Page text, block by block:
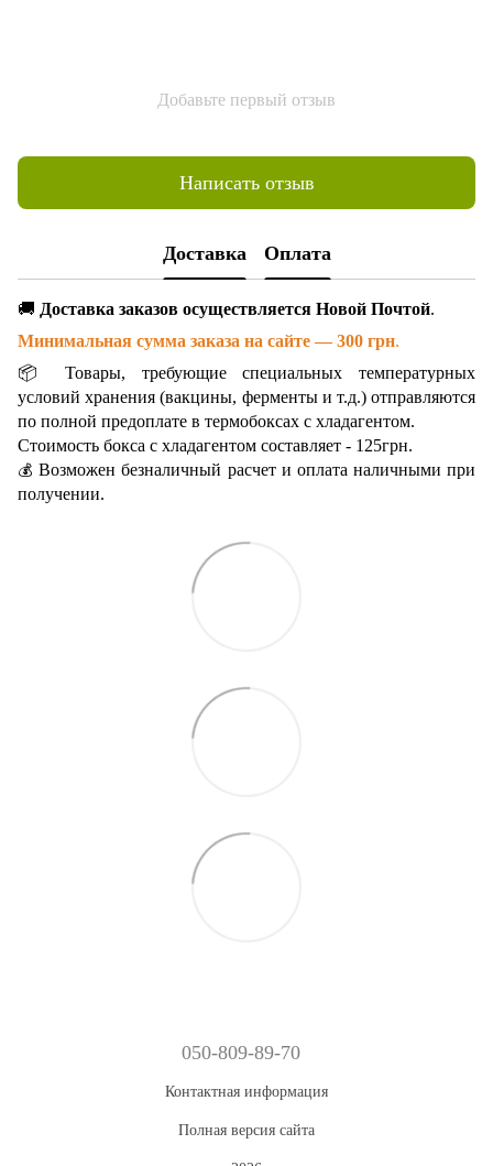
Добавьте первый отзыв
Написать отзыв
Доставка Оплата
🚚 Доставка заказов осуществляется Новой Почтой.
Минимальная сумма заказа на сайте — 300 грн.
📦 Товары, требующие специальных температурных
условий хранения (вакцины, ферменты и т.д.) отправляются
по полной предоплате в термобоксах с хладагентом.
Стоимость бокса с хладагентом составляет - 125грн.
💰Возможен безналичный расчет и оплата наличными при
получении.
050-809-89-70
Контактная информация
Полная версия сайта